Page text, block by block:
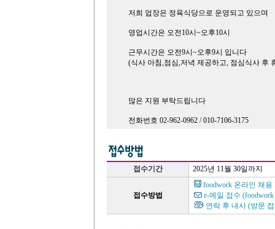
저희 업장은 정육식당으로 운영되고 있으며
영업시간은 오전10시~오후10시
근무시간은 오전9시~오후9시 입니다
(식사 아침,점심,저녁 제공하고, 점심식사 후
많은 지원 부탁드립니다
전화번호 02-962-0962 / 010-7106-3175
접수기간 2025년 11월 30일까지
접수방법
foodwork 온라인 채용
e-메일 접수
연락 후 내사 (방문